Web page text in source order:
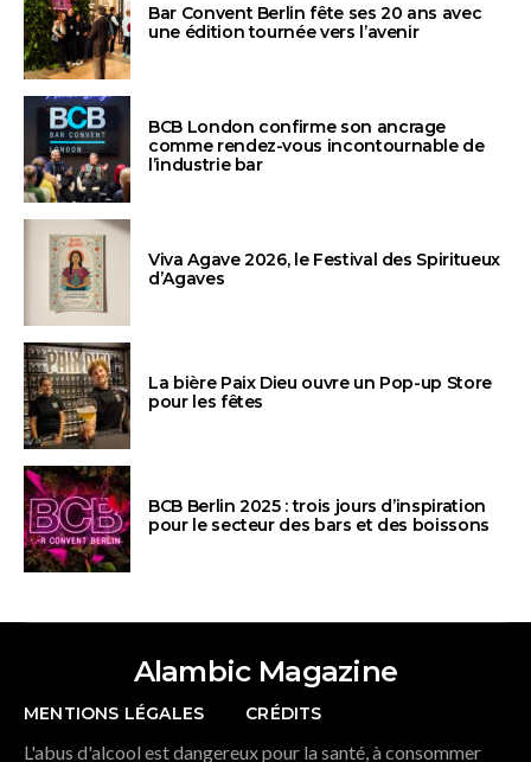
Bar Convent Berlin fête ses 20 ans avec
une édition tournée vers l’avenir
BCB London confirme son ancrage
comme rendez-vous incontournable de
l’industrie bar
Viva Agave 2026, le Festival des Spiritueux
d’Agaves
La bière Paix Dieu ouvre un Pop-up Store
pour les fêtes
BCB Berlin 2025 : trois jours d’inspiration
pour le secteur des bars et des boissons
Alambic Magazine
MENTIONS LÉGALES CRÉDITS
L'abus d'alcool est dangereux pour la santé, à consommer